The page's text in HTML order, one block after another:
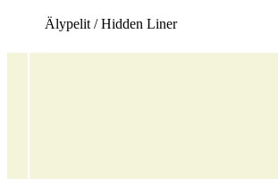
Älypelit / Hidden Liner